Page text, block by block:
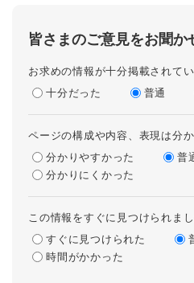
皆さまのご意見をお聞か
お求めの情報が十分掲載されて
十分だった
普通
ページの構成や内容、表現は分
分かりやすかった
普
分かりにくかった
この情報をすぐに見つけられま
すぐに見つけられた
時間がかかった